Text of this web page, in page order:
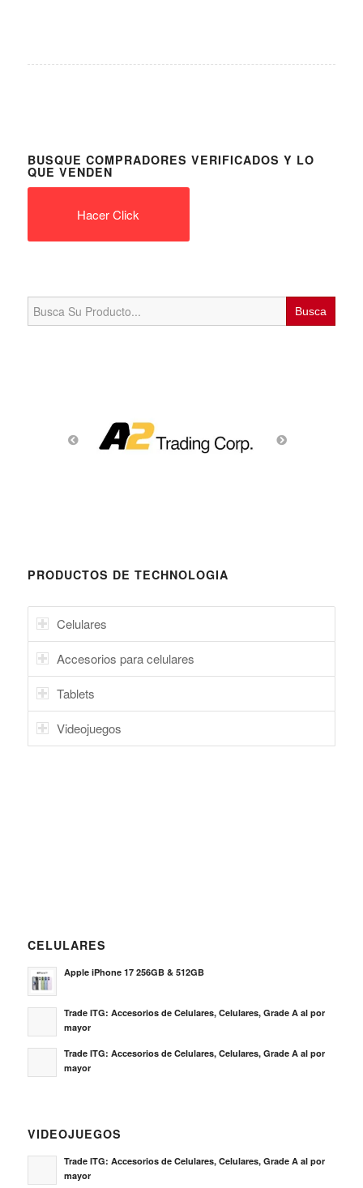
BUSQUE COMPRADORES VERIFICADOS Y LO
QUE VENDEN
Hacer Click
Search
for:
PRODUCTOS DE TECHNOLOGIA
Celulares
Accesorios para celulares
Tablets
Videojuegos
CELULARES
Apple iPhone 17 256GB & 512GB
Trade ITG: Accesorios de Celulares, Celulares, Grade A al por
mayor
Trade ITG: Accesorios de Celulares, Celulares, Grade A al por
mayor
VIDEOJUEGOS
Trade ITG: Accesorios de Celulares, Celulares, Grade A al por
mayor